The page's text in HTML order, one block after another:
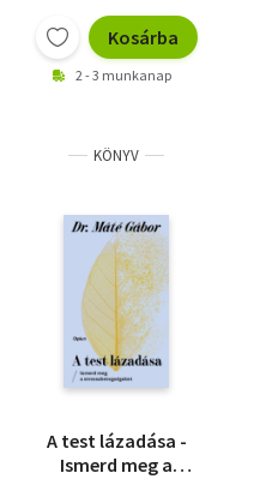
Kosárba
2 - 3 munkanap
KÖNYV
A test lázadása -
Ismerd meg a